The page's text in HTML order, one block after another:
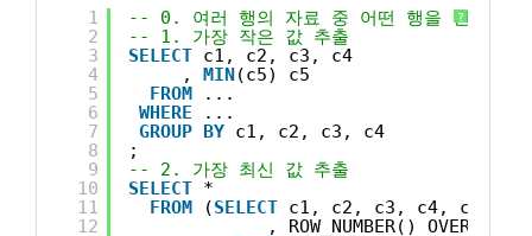
?
1
2
3
4
5
6
7
8
9
10
11
12
-- 0. 여러 행의 자료 중 어떤 행을 선택해야
-- 1. 가장 작은 값 추출
SELECT c1, c2, c3, c4
, MIN(c5) c5
FROM
...
WHERE
...
GROUP BY c1, c2, c3, c4
;
-- 2. 가장 최신 값 추출
SELECT *
FROM
(SELECT c1, c2, c3, c4, c5
, ROW_NUMBER()